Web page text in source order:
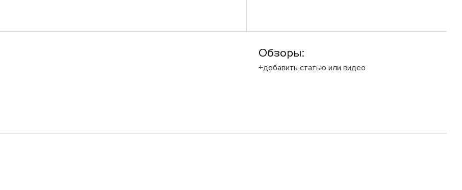
Обзоры:
+добавить статью или видео